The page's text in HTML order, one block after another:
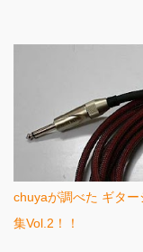
chuyaが調べた ギタ
集Vol.2！！